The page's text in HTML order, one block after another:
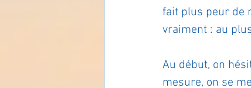
fait plus peur de
vraiment : au
Au début, on
mesure, on se